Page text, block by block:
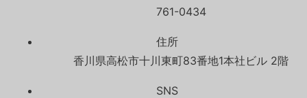
761-0434
住所
香川県高松市十川東町83番地1本社ビル 2階
SNS